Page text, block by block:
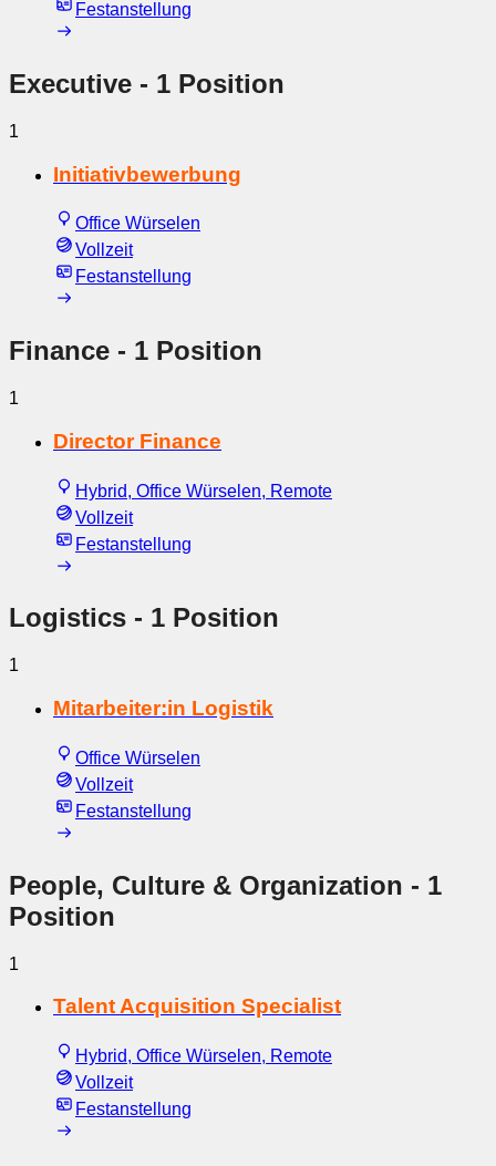
Festanstellung
Executive - 1 Position
1
Initiativbewerbung
Office Würselen
Vollzeit
Festanstellung
Finance - 1 Position
1
Director Finance
Hybrid, Office Würselen, Remote
Vollzeit
Festanstellung
Logistics - 1 Position
1
Mitarbeiter:in Logistik
Office Würselen
Vollzeit
Festanstellung
People, Culture & Organization - 1
Position
1
Talent Acquisition Specialist
Hybrid, Office Würselen, Remote
Vollzeit
Festanstellung